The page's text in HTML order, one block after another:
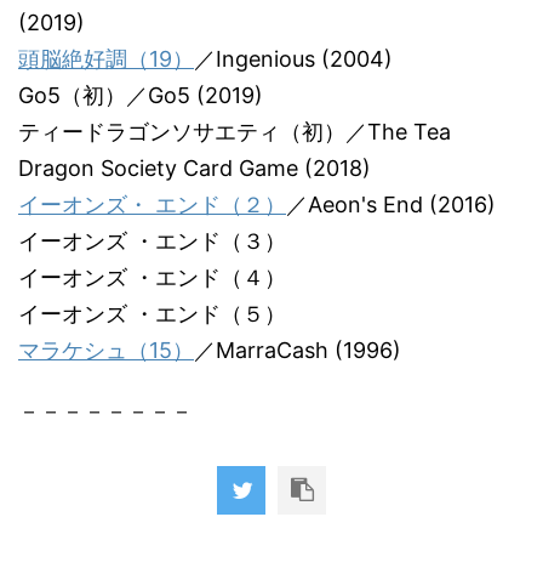
(2019)
頭脳絶好調（19）
／Ingenious (2004)
Go5（初）／Go5 (2019)
ティードラゴンソサエティ（初）／The Tea
Dragon Society Card Game (2018)
イーオンズ・ エンド（２）
／Aeon's End (2016)
イーオンズ ・エンド（３）
イーオンズ ・エンド（４）
イーオンズ ・エンド（５）
マラケシュ（15）
／MarraCash (1996)
－－－－－－－－